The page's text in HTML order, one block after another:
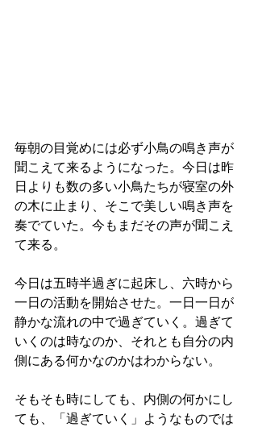
毎朝の目覚めには必ず小鳥の鳴き声が
聞こえて来るようになった。今日は昨
日よりも数の多い小鳥たちが寝室の外
の木に止まり、そこで美しい鳴き声を
奏でていた。今もまだその声が聞こえ
て来る。
今日は五時半過ぎに起床し、六時から
一日の活動を開始させた。一日一日が
静かな流れの中で過ぎていく。過ぎて
いくのは時なのか、それとも自分の内
側にある何かなのかはわからない。
そもそも時にしても、内側の何かにし
ても、「過ぎていく」ようなものでは